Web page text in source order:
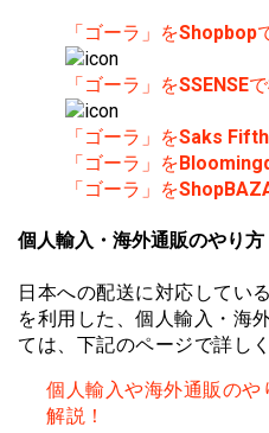
「ゴーラ」をShopbop
「ゴーラ」をSSENSE
「ゴーラ」をSaks
「ゴーラ」を
「ゴーラ」を
個人輸入・海外通販のやり方
日本への配送に対応してい
を利用した、個人輸入・海
ては、下記のページで詳し
個人輸入や海外通販のや
解説！